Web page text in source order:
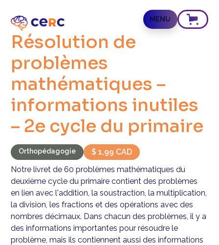
MENU
Résolution de
problèmes
mathématiques –
informations inutiles
– 2e cycle du primaire
Orthopédagogie
$ 1,99 CAD
Notre livret de 60 problèmes mathématiques du
deuxième cycle du primaire contient des problèmes
en lien avec l'addition, la soustraction, la multiplication,
la division, les fractions et des opérations avec des
nombres décimaux. Dans chacun des problèmes, il y a
des informations importantes pour résoudre le
problème, mais ils contiennent aussi des informations